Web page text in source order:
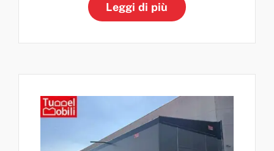
Leggi di più